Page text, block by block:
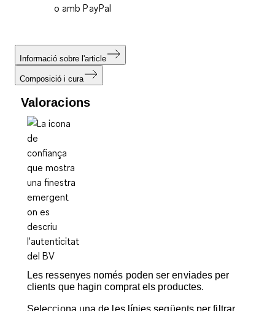
o amb PayPal
Informació sobre l'article
Composició i cura
Valoracions
Les ressenyes només poden ser enviades per
clients que hagin comprat els productes.